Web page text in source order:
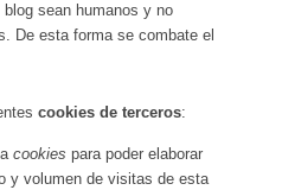
sean humanos y no
De esta forma se combate el
cookies de terceros:
cookies para poder elaborar
y volumen de visitas de esta